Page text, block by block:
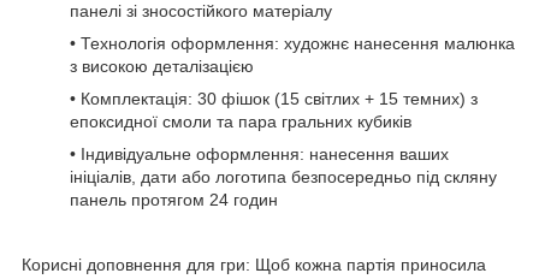
панелі зі зносостійкого матеріалу
• Технологія оформлення: художнє нанесення малюнка
з високою деталізацією
• Комплектація: 30 фішок (15 світлих + 15 темних) з
епоксидної смоли та пара гральних кубиків
• Індивідуальне оформлення: нанесення ваших
ініціалів, дати або логотипа безпосередньо під скляну
панель протягом 24 годин
Корисні доповнення для гри: Щоб кожна партія приносила